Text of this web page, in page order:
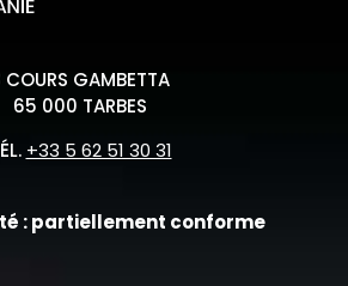
COURS GAMBETTA
65 000 TARBES
+33 5 62 51 30 31
: partiellement conforme